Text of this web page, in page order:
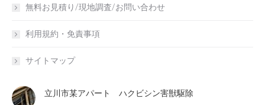
無料お見積り/現地調査/お問い合わせ
利用規約・免責事項
サイトマップ
立川市某アパート ハクビシン害獣駆除